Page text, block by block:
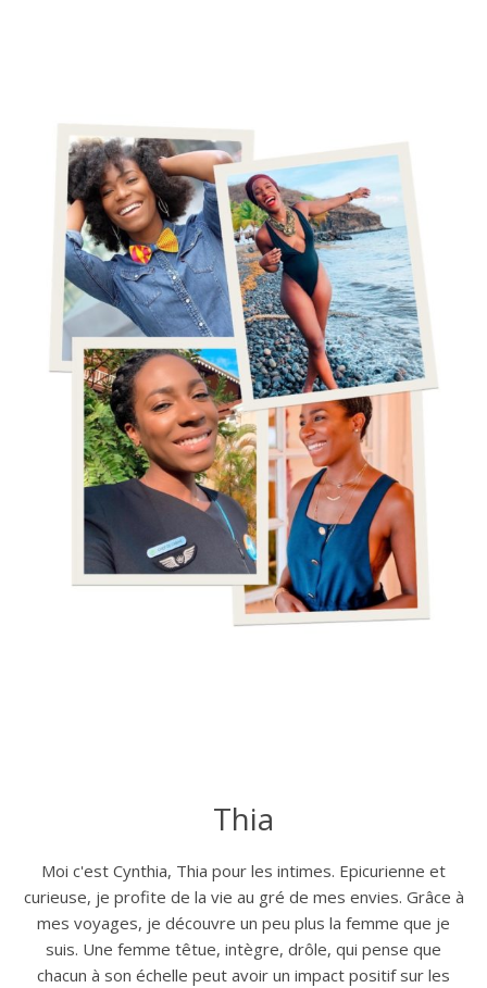
Thia
Moi c'est Cynthia, Thia pour les intimes. Epicurienne et
curieuse, je profite de la vie au gré de mes envies. Grâce à
mes voyages, je découvre un peu plus la femme que je
suis. Une femme têtue, intègre, drôle, qui pense que
chacun à son échelle peut avoir un impact positif sur les